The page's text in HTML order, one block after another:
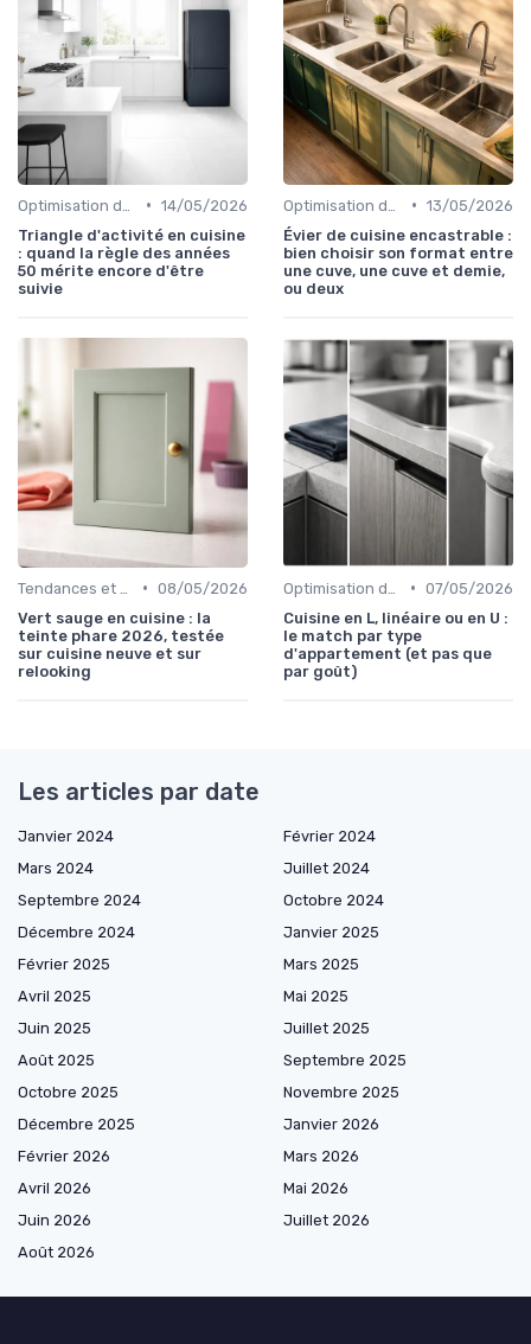
• 14/05/2026
Triangle d'activité en cuisine
: quand la règle des années
50 mérite encore d'être
suivie
• 13/05/2026
Évier de cuisine encastrable :
bien choisir son format entre
une cuve, une cuve et demie,
ou deux
• 08/05/2026
Vert sauge en cuisine : la
teinte phare 2026, testée
sur cuisine neuve et sur
relooking
• 07/05/2026
Cuisine en L, linéaire ou en U :
le match par type
d'appartement (et pas que
par goût)
Les articles par date
Janvier 2024
Février 2024
Mars 2024
Juillet 2024
Septembre 2024
Octobre 2024
Décembre 2024
Janvier 2025
Février 2025
Mars 2025
Avril 2025
Mai 2025
Juin 2025
Juillet 2025
Août 2025
Septembre 2025
Octobre 2025
Novembre 2025
Décembre 2025
Janvier 2026
Février 2026
Mars 2026
Avril 2026
Mai 2026
Juin 2026
Juillet 2026
Août 2026